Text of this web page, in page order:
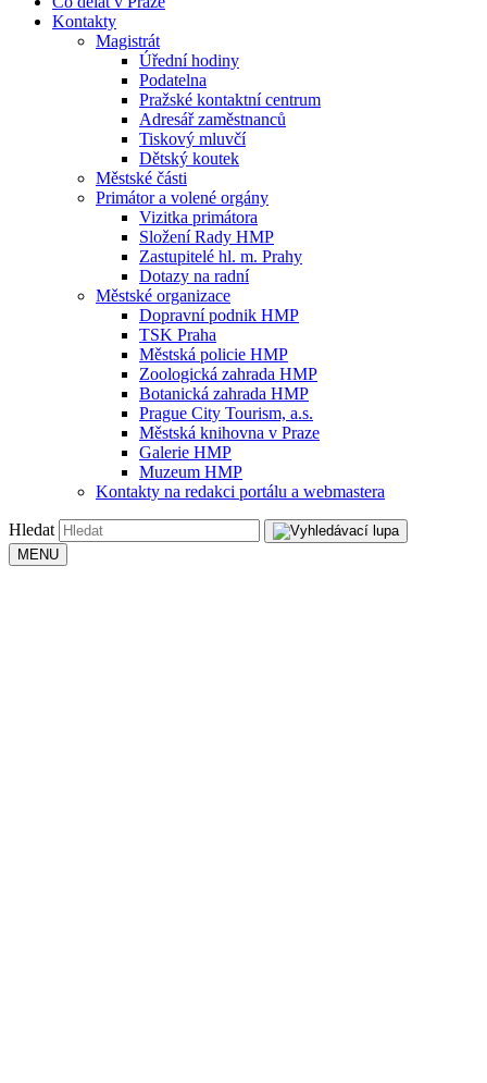
Kontakty
Magistrát
Úřední hodiny
Podatelna
Pražské kontaktní centrum
Adresář zaměstnanců
Tiskový mluvčí
Dětský koutek
Městské části
Primátor a volené orgány
Vizitka primátora
Složení Rady HMP
Zastupitelé hl. m. Prahy
Dotazy na radní
Městské organizace
Dopravní podnik HMP
TSK Praha
Městská policie HMP
Zoologická zahrada HMP
Botanická zahrada HMP
Prague City Tourism, a.s.
Městská knihovna v Praze
Galerie HMP
Muzeum HMP
Kontakty na redakci portálu a webmastera
Hledat
MENU